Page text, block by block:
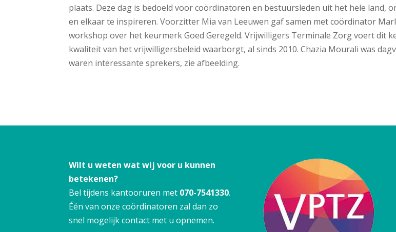
plaats. Deze dag is bedoeld voor coördinatoren en bestuursleden uit het hele land,
en elkaar te inspireren. Voorzitter Mia van Leeuwen gaf samen met coördinator
workshop over het keurmerk Goed Geregeld. Vrijwilligers Terminale Zorg voert dit
kwaliteit van het vrijwilligersbeleid waarborgt, al sinds 2010. Chazia Mourali was
waren interessante sprekers, zie afbeelding.
Wilt u weten wat wij voor u kunnen
betekenen?
Bel tijdens kantooruren met 070-7541330.
Één van onze coördinatoren zal dan zo
snel mogelijk contact met u opnemen.